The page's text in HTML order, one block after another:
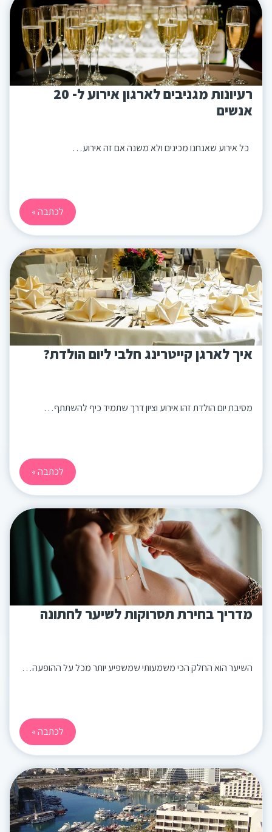
רעיונות מגניבים לארגון אירוע ל- 20
אנשים
כל אירוע שאנחנו מכינים ולא משנה אם זה אירוע…
לכתבה »
איך לארגן קייטרינג חלבי ליום הולדת?
מסיבת יום הולדת זהו אירוע וציון דרך שתמיד כיף להשתתף…
לכתבה »
מדריך בחירת תסרוקות לשיער לחתונה
השיער הוא החלק הכי משמעותי שמשפיע יותר מכל על ההופעה…
לכתבה »